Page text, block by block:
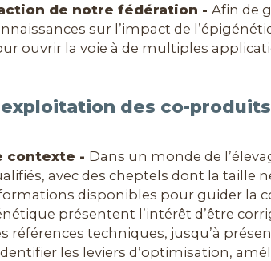
de notre fédération - Afin de
sur l’impact de
ouvrir la voie à de multiples
des co-
contexte - Dans un monde de
avec des cheptels dont la taille
disponibles pour guider la
présentent l’intérêt d’être
références techniques, jusqu’à
les leviers d’optimisation,